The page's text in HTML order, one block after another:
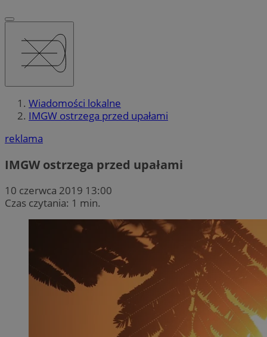
Wiadomości lokalne
IMGW ostrzega przed upałami
reklama
IMGW ostrzega przed upałami
10 czerwca 2019 13:00
Czas czytania: 1 min.